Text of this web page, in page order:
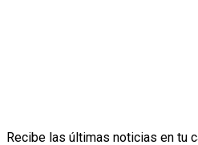
Recibe las últimas noticias en tu